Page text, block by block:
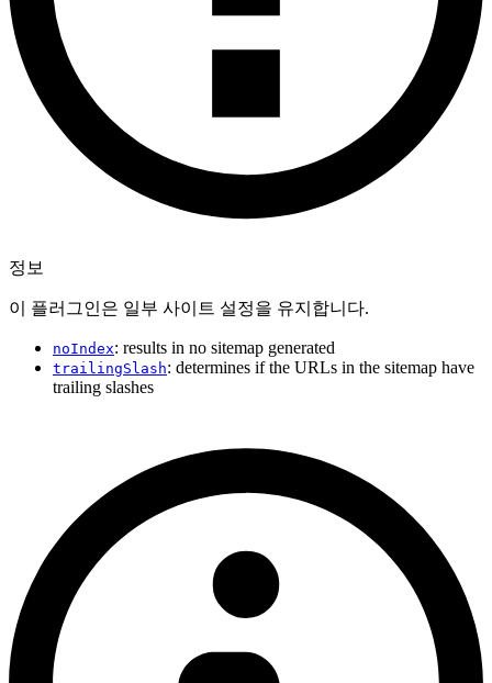
정보
이 플러그인은 일부 사이트 설정을 유지합니다.
noIndex: results in no sitemap generated
trailingSlash: determines if the URLs in the sitemap have
trailing slashes